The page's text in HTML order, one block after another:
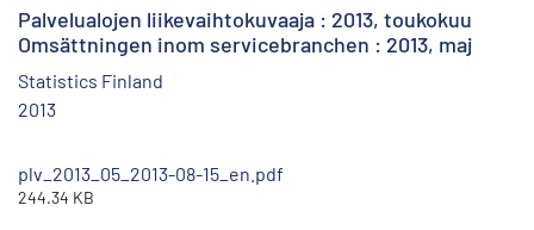
Palvelualojen liikevaihtokuvaaja : 2013, toukokuu
Omsättningen inom servicebranchen : 2013, maj
Statistics Finland
2013
plv_2013_05_2013-08-15_en.pdf
244.34 KB